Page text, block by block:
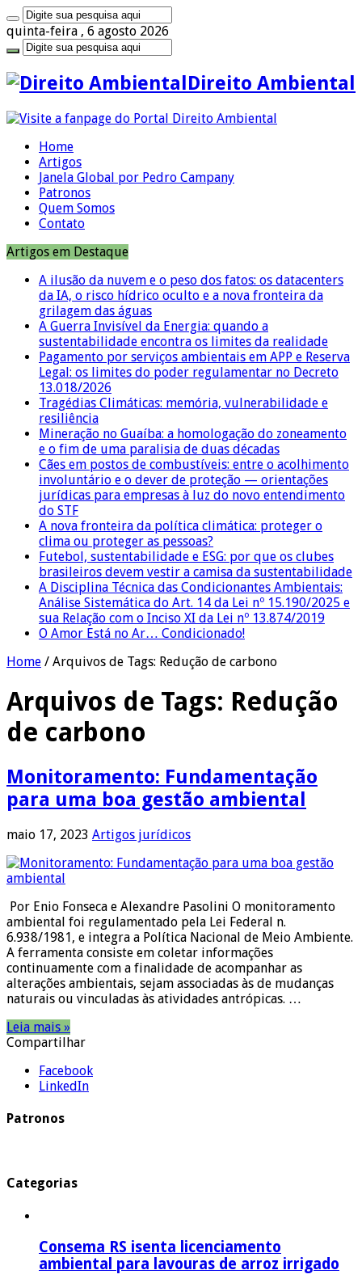
quinta-feira , 6 agosto 2026
Direito Ambiental
Home
Artigos
Janela Global por Pedro Campany
Patronos
Quem Somos
Contato
Artigos em Destaque
A ilusão da nuvem e o peso dos fatos: os datacenters
da IA, o risco hídrico oculto e a nova fronteira da
grilagem das águas
A Guerra Invisível da Energia: quando a
sustentabilidade encontra os limites da realidade
Pagamento por serviços ambientais em APP e Reserva
Legal: os limites do poder regulamentar no Decreto
13.018/2026
Tragédias Climáticas: memória, vulnerabilidade e
resiliência
Mineração no Guaíba: a homologação do zoneamento
e o fim de uma paralisia de duas décadas
Cães em postos de combustíveis: entre o acolhimento
involuntário e o dever de proteção — orientações
jurídicas para empresas à luz do novo entendimento
do STF
A nova fronteira da política climática: proteger o
clima ou proteger as pessoas?
Futebol, sustentabilidade e ESG: por que os clubes
brasileiros devem vestir a camisa da sustentabilidade
A Disciplina Técnica das Condicionantes Ambientais:
Análise Sistemática do Art. 14 da Lei nº 15.190/2025 e
sua Relação com o Inciso XI da Lei nº 13.874/2019
O Amor Está no Ar… Condicionado!
Home / Arquivos de Tags: Redução de carbono
Arquivos de Tags: Redução
de carbono
Monitoramento: Fundamentação
para uma boa gestão ambiental
maio 17, 2023 Artigos jurídicos
Por Enio Fonseca e Alexandre Pasolini O monitoramento
ambiental foi regulamentado pela Lei Federal n.
6.938/1981, e integra a Política Nacional de Meio Ambiente.
A ferramenta consiste em coletar informações
continuamente com a finalidade de acompanhar as
alterações ambientais, sejam associadas às de mudanças
naturais ou vinculadas às atividades antrópicas. …
Leia mais »
Compartilhar
Facebook
LinkedIn
Patronos
Categorias
Consema RS isenta licenciamento
ambiental para lavouras de arroz irrigado